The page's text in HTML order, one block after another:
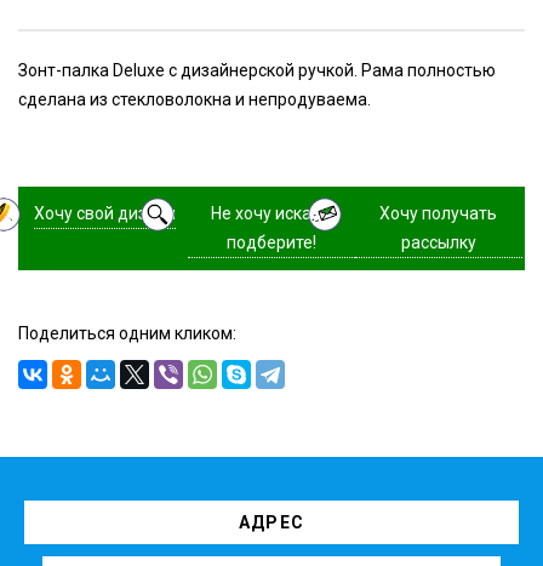
Зонт-палка Deluxe с дизайнерской ручкой. Рама полностью
сделана из стекловолокна и непродуваема.
Хочу свой дизайн
Не хочу искать,
подберите!
Хочу получать
рассылку
Поделиться одним кликом:
АДРЕС